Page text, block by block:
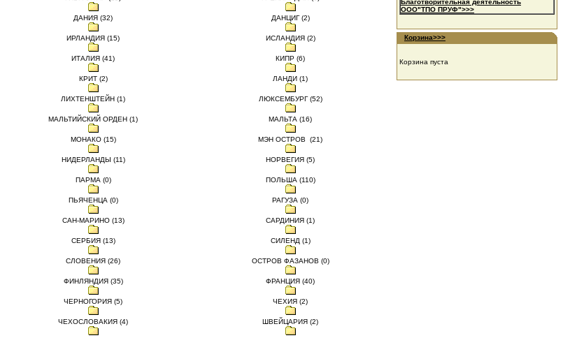
ДАНИЯ (32) ДАНЦИГ (2)
ИРЛАНДИЯ (15) ИСЛАНДИЯ (2)
ИТАЛИЯ (41) КИПР (6)
КРИТ (2) ЛАНДИ (1)
ЛИХТЕНШТЕЙН (1) ЛЮКСЕМБУРГ (52)
МАЛЬТИЙСКИЙ ОРДЕН (1) МАЛЬТА (16)
МОНАКО (15) МЭН ОСТРОВ (21)
НИДЕРЛАНДЫ (11) НОРВЕГИЯ (5)
ПАРМА (0) ПОЛЬША (110)
ПЬЯЧЕНЦА (0) РАГУЗА (0)
САН-МАРИНО (13) САРДИНИЯ (1)
СЕРБИЯ (13) СИЛЕНД (1)
СЛОВЕНИЯ (26) ОСТРОВ ФАЗАНОВ (0)
ФИНЛЯНДИЯ (35) ФРАНЦИЯ (40)
ЧЕРНОГОРИЯ (5) ЧЕХИЯ (2)
ЧЕХОСЛОВАКИЯ (4) ШВЕЙЦАРИЯ (2)
Благотворительная деятельность
ООО"ТПО ПРУФ">>>
Корзина>>>
Корзина пуста